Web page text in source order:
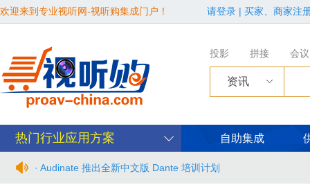
欢迎来到专业视听网-视听购集成门户！ 请登录 | 买家、商家注
投影 拼接 会议
资讯
热门行业应用方案 自助集成
· Audinate 推出全新中文版 Dante 培训计划